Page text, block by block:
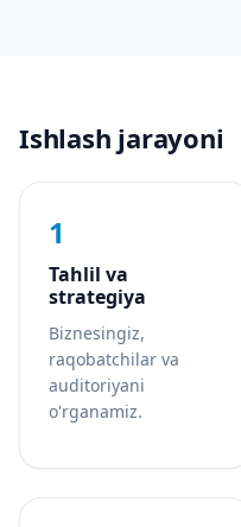
Ishlash jarayoni
1
Tahlil va
strategiya
Biznesingiz,
raqobatchilar va
auditoriyani
o'rganamiz.